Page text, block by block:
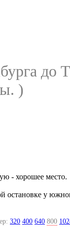
до
)
- хорошее место.
остановке у
320 400 640 800